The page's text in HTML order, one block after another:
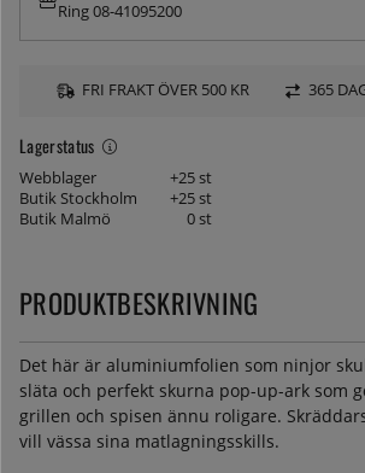
Lagerstatus
Webblager
+25 st
Butik Stockholm
+25 st
Butik Malmö
0 st
Ring 08-41095200
FRI FRAKT ÖVER 500 KR 365
PRODUKTBESKRIVNING
Det här är aluminiumfolien som ninjor
släta och perfekt skurna pop-up-ark som
grillen och spisen ännu roligare.
vill vässa sina matlagningsskills.